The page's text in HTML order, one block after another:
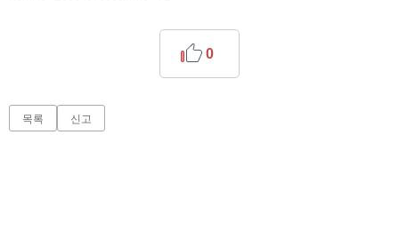
0
목록 신고